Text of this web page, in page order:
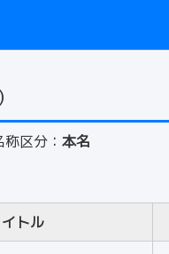
称区分： 本名
トル